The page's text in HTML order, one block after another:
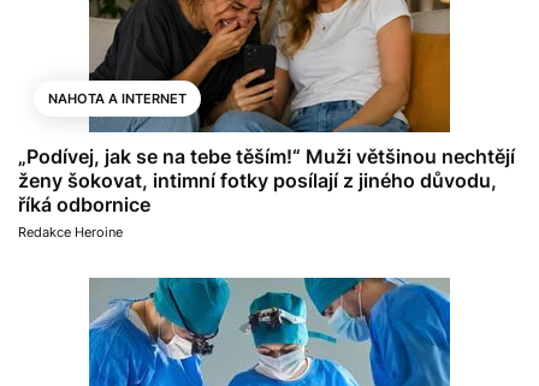
NAHOTA A INTERNET
„Podívej, jak se na tebe těším!“ Muži většinou nechtějí
ženy šokovat, intimní fotky posílají z jiného důvodu,
říká odbornice
Redakce Heroine